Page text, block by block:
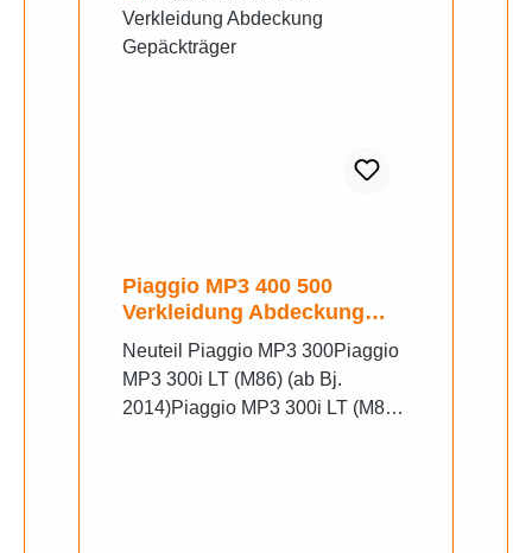
Piaggio MP3 400 500
Verkleidung Abdeckung
Gepäckträger
Neuteil Piaggio MP3 300Piaggio
MP3 300i LT (M86) (ab Bj.
2014)Piaggio MP3 300i LT (M86)